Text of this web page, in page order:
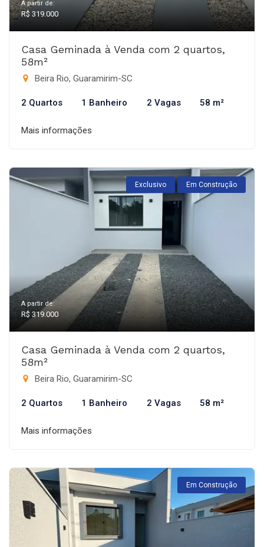
A partir de:
R$ 319.000
Casa Geminada à Venda com 2 quartos,
58m²
Beira Rio, Guaramirim-SC
2 Quartos 1 Banheiro 2 Vagas 58 m²
Mais informações
Exclusivo Em Construção
A partir de:
R$ 319.000
Casa Geminada à Venda com 2 quartos,
58m²
Beira Rio, Guaramirim-SC
2 Quartos 1 Banheiro 2 Vagas 58 m²
Mais informações
Em Construção